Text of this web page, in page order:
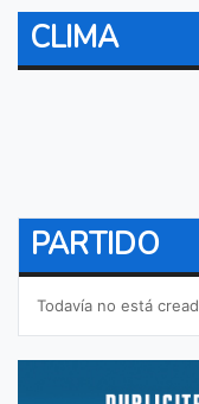
CLIMA
PARTIDO
Todavía no está